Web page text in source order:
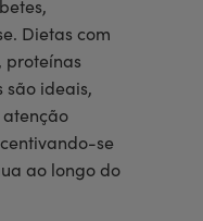
Dietas com
proteínas
são ideais,
atenção
se
ao longo do